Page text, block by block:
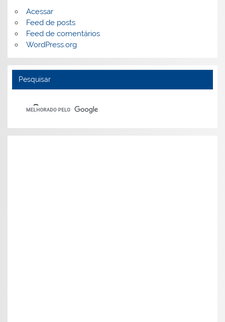
Acessar
Feed de posts
Feed de comentários
WordPress.org
Pesquisar